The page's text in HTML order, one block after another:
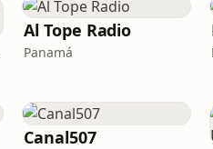
Al Tope Radio
Panamá
Canal507